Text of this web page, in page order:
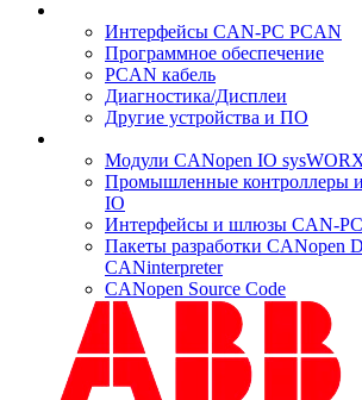
Интерфейсы CAN-PC PCAN
Программное обеспечение
PCAN кабель
Диагностика/Дисплеи
Другие устройства и ПО
Модули CANopen IO
Промышленные контроллеры
IO
Интерфейсы и шлюзы CAN-PC
Пакеты разработки CANopen
CANinterpreter
CANopen Source Code